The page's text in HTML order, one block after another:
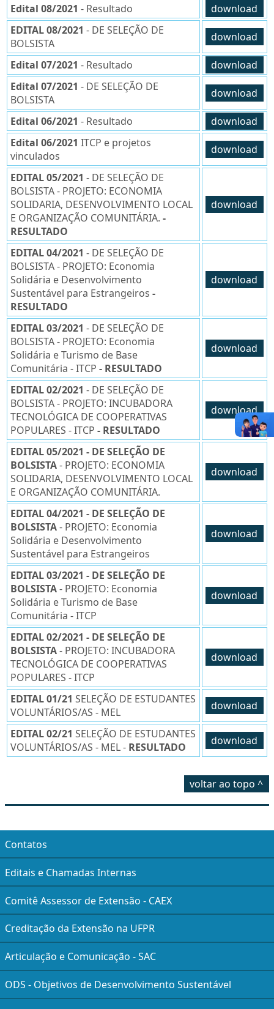
Edital 08/2021 - Resultado
download
EDITAL 08/2021 - DE SELEÇÃO DE
BOLSISTA
download
Edital 07/2021 - Resultado
download
Edital 07/2021 - DE SELEÇÃO DE
BOLSISTA
download
Edital 06/2021 - Resultado
download
Edital 06/2021 ITCP e projetos
vinculados
download
EDITAL 05/2021 - DE SELEÇÃO DE
BOLSISTA - PROJETO: ECONOMIA
SOLIDARIA, DESENVOLVIMENTO LOCAL
E ORGANIZAÇÃO COMUNITÁRIA. -
RESULTADO
download
EDITAL 04/2021 - DE SELEÇÃO DE
BOLSISTA - PROJETO: Economia
Solidária e Desenvolvimento
Sustentável para Estrangeiros -
RESULTADO
download
EDITAL 03/2021 - DE SELEÇÃO DE
BOLSISTA - PROJETO: Economia
Solidária e Turismo de Base
Comunitária - ITCP - RESULTADO
download
EDITAL 02/2021 - DE SELEÇÃO DE
BOLSISTA - PROJETO: INCUBADORA
TECNOLÓGICA DE COOPERATIVAS
POPULARES - ITCP - RESULTADO
download
EDITAL 05/2021 - DE SELEÇÃO DE
BOLSISTA- PROJETO: ECONOMIA
SOLIDARIA, DESENVOLVIMENTO LOCAL
E ORGANIZAÇÃO COMUNITÁRIA.
download
EDITAL 04/2021 - DE SELEÇÃO DE
BOLSISTA- PROJETO: Economia
Solidária e Desenvolvimento
Sustentável para Estrangeiros
download
EDITAL 03/2021 - DE SELEÇÃO DE
BOLSISTA- PROJETO: Economia
Solidária e Turismo de Base
Comunitária - ITCP
download
EDITAL 02/2021 - DE SELEÇÃO DE
BOLSISTA- PROJETO: INCUBADORA
TECNOLÓGICA DE COOPERATIVAS
POPULARES - ITCP
download
EDITAL 01/21 SELEÇÃO DE ESTUDANTES
VOLUNTÁRIOS/AS - MEL
download
EDITAL 02/21 SELEÇÃO DE ESTUDANTES
VOLUNTÁRIOS/AS - MEL -RESULTADO download
voltar ao topo ^
Contatos
Editais e Chamadas Internas
Comitê Assessor de Extensão - CAEX
Creditação da Extensão na UFPR
Articulação e Comunicação - SAC
ODS - Objetivos de Desenvolvimento Sustentável